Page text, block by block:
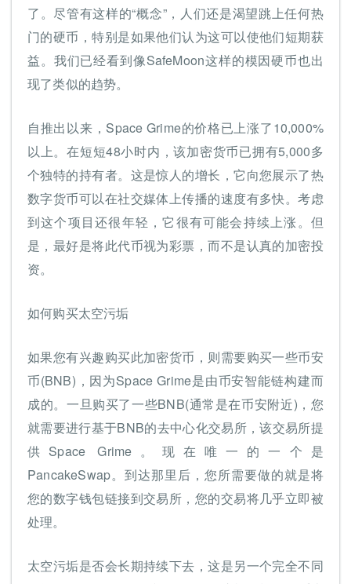
了。尽管有这样的“概念”，人们还是渴望跳上任何热
门的硬币，特别是如果他们认为这可以使他们短期获
益。我们已经看到像SafeMoon这样的模因硬币也出
现了类似的趋势。
自推出以来，Space Grime的价格已上涨了10,000%
以上。在短短48小时内，该加密货币已拥有5,000多
个独特的持有者。这是惊人的增长，它向您展示了热
数字货币可以在社交媒体上传播的速度有多快。考虑
到这个项目还很年轻，它很有可能会持续上涨。但
是，最好是将此代币视为彩票，而不是认真的加密投
资。
如何购买太空污垢
如果您有兴趣购买此加密货币，则需要购买一些币安
币(BNB)，因为Space Grime是由币安智能链构建而
成的。一旦购买了一些BNB(通常是在币安附近)，您
就需要进行基于BNB的去中心化交易所，该交易所提
供Space Grime。现在唯一的一个是
PancakeSwap。到达那里后，您所需要做的就是将
您的数字钱包链接到交易所，您的交易将几乎立即被
处理。
太空污垢是否会长期持续下去，这是另一个完全不同